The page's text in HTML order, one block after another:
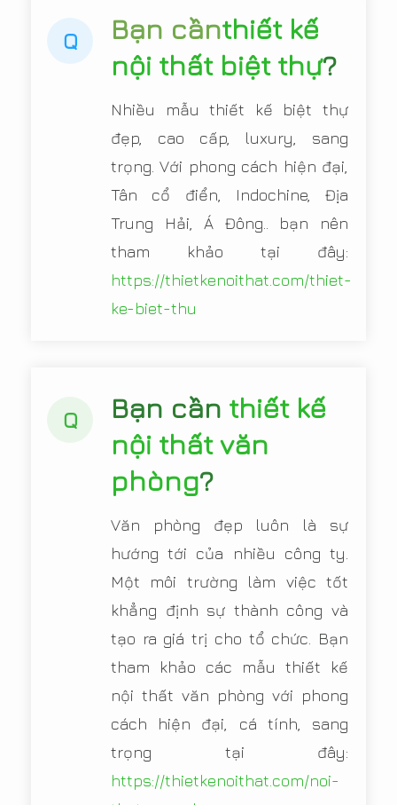
Q Bạn cầnthiết kế
nội thất biệt thự?
Nhiều mẫu thiết kế biệt thự
đẹp, cao cấp, luxury, sang
trọng. Với phong cách hiện đại,
Tân cổ điển, Indochine, Địa
Trung Hải, Á Đông.. bạn nên
tham khảo tại đây:
https://thietkenoithat.com/thiet-
ke-biet-thu
Q Bạn cần thiết kế
nội thất văn
phòng?
Văn phòng đẹp luôn là sự
hướng tới của nhiều công ty.
Một môi trường làm việc tốt
khẳng định sự thành công và
tạo ra giá trị cho tổ chức. Bạn
tham khảo các mẫu thiết kế
nội thất văn phòng với phong
cách hiện đại, cá tính, sang
trọng tại đây:
https://thietkenoithat.com/noi-